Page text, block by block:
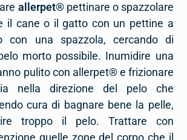
allerpet®pettinare o spazzolare
il cane o il gatto con un pettine a
con una spazzola, cercando di
morto possibile. Inumidire una
pulito con allerpet® e frizionare
nella direzione del pelo che
cura di bagnare bene la pelle,
troppo il pelo. Trattare con
quelle zone del corpo che il